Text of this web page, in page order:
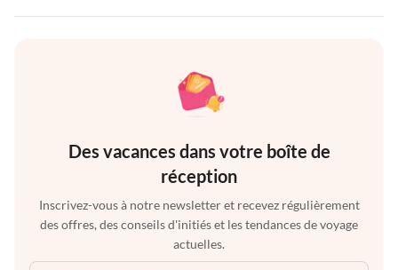
Des vacances dans votre boîte de
réception
Inscrivez-vous à notre newsletter et recevez régulièrement
des offres, des conseils d'initiés et les tendances de voyage
actuelles.